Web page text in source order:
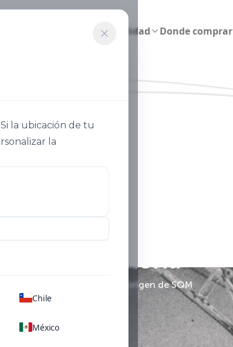
la ubicación de tu
la
Chile
México
Sostenibilidad Donde comprar
Nuestra Historia
más sobre la historia y origen de SQM